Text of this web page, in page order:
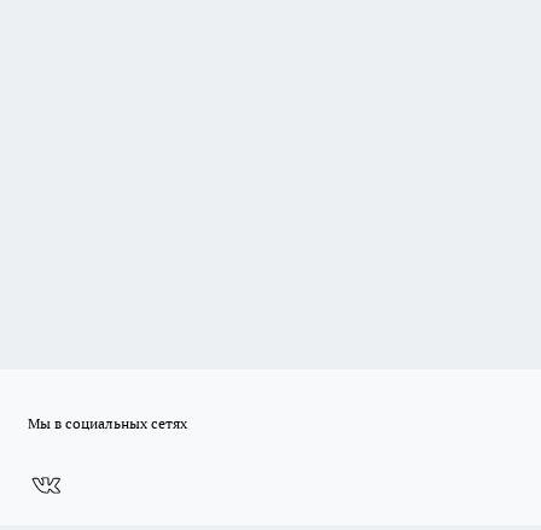
Мы в социальных сетях